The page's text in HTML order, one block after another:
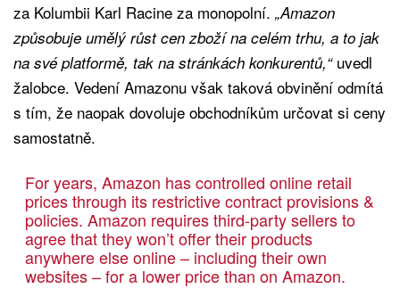
za Kolumbii Karl Racine za monopolní. „Amazon
způsobuje umělý růst cen zboží na celém trhu, a to jak
na své platformě, tak na stránkách konkurentů,“ uvedl
žalobce. Vedení Amazonu však taková obvinění odmítá
s tím, že naopak dovoluje obchodníkům určovat si ceny
samostatně.
For years, Amazon has controlled online retail
prices through its restrictive contract provisions &
policies. Amazon requires third-party sellers to
agree that they won’t offer their products
anywhere else online – including their own
websites – for a lower price than on Amazon.